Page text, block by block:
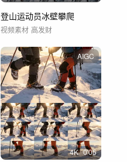
登山运动员冰壁攀爬
视频素材 高发财
AIGC
4K 0'05